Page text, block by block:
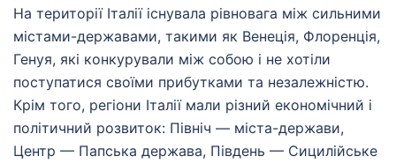
На території Італії існувала рівновага між сильними
містами-державами, такими як Венеція, Флоренція,
Генуя, які конкурували між собою і не хотіли
поступатися своїми прибутками та незалежністю.
Крім того, регіони Італії мали різний економічний і
політичний розвиток: Північ — міста-держави,
Центр — Папська держава, Південь — Сицилійське